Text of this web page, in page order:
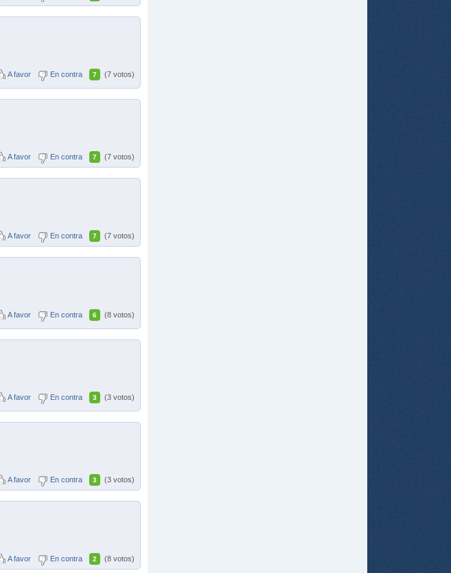
A favor En contra 7 (7 votos)
A favor En contra 7 (7 votos)
A favor En contra 7 (7 votos)
A favor En contra 6 (8 votos)
A favor En contra 3 (3 votos)
A favor En contra 3 (3 votos)
A favor En contra 2 (8 votos)